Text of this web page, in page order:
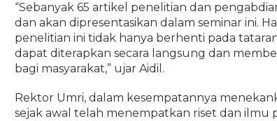
g
r
a
s
i
s
“Sebanyak 65 artikel penelitian dan
dan akan dipresentasikan dalam seminar ini.
penelitian ini tidak hanya berhenti pada
dapat diterapkan secara langsung dan
bagi masyarakat,” ujar Aidil.
Rektor Umri, dalam kesempatannya
sejak awal telah menempatkan riset dan ilmu